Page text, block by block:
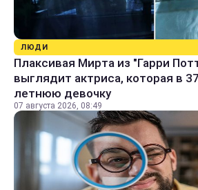
ЛЮДИ
Плаксивая Мирта из "Гарри
выглядит актриса, которая в
летнюю девочку
07 августа 2026, 08:49